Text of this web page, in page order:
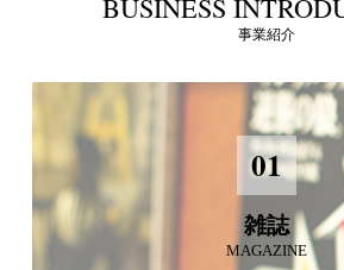
事業紹介
01
雑誌
MAGAZINE